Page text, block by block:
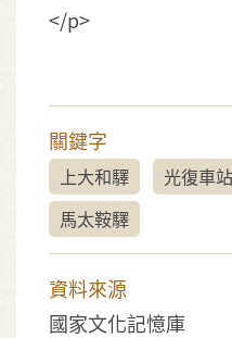
</p>
關鍵字
上大和驛 光復車站
馬太鞍驛
資料來源
國家文化記憶庫